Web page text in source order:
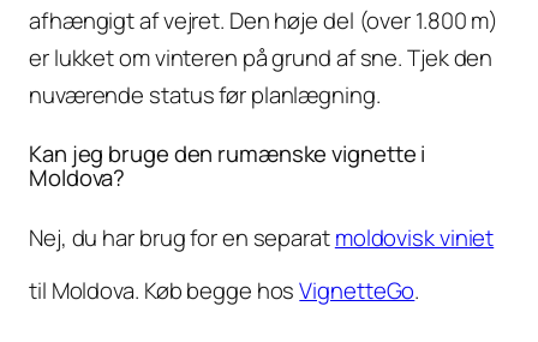
afhængigt af vejret. Den høje del (over 1.800 m)
er lukket om vinteren på grund af sne. Tjek den
nuværende status før planlægning.
Kan jeg bruge den rumænske vignette i
Moldova?
Nej, du har brug for en separatmoldovisk viniet
til Moldova. Køb begge hosVignetteGo.